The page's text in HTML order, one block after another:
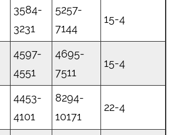
3584-
3231
5257-
7144
15-4
4597-
4551
4695-
7511
15-4
4453-
4101
8294-
10171
22-4